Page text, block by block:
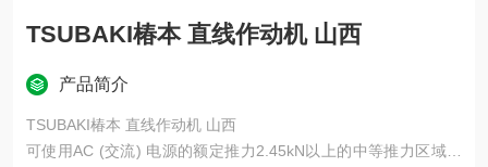
TSUBAKI椿本 直线作动机 山西
产品简介
TSUBAKI椿本 直线作动机 山西
可使用AC (交流) 电源的额定推力2.45kN以上的中等推力区域电